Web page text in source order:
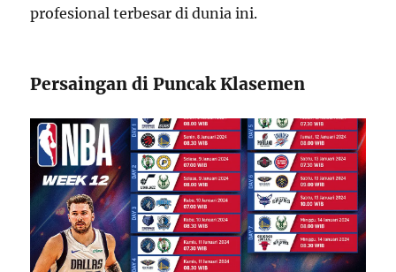
profesional terbesar di dunia ini.
Persaingan di Puncak Klasemen